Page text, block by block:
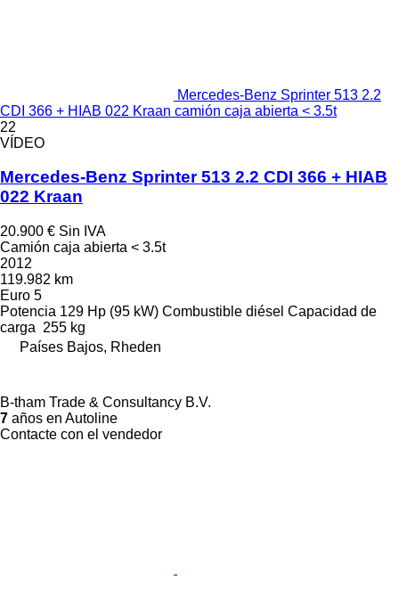
Mercedes-Benz Sprinter 513 2.2
CDI 366 + HIAB 022 Kraan camión caja abierta < 3.5t
22
VÍDEO
Mercedes-Benz Sprinter 513 2.2 CDI 366 + HIAB
022 Kraan
20.900 € Sin IVA
Camión caja abierta < 3.5t
2012
119.982 km
Euro 5
Potencia 129 Hp (95 kW) Combustible diésel Capacidad de
carga 255 kg
Países Bajos, Rheden
B-tham Trade & Consultancy B.V.
7 años en Autoline
Contacte con el vendedor